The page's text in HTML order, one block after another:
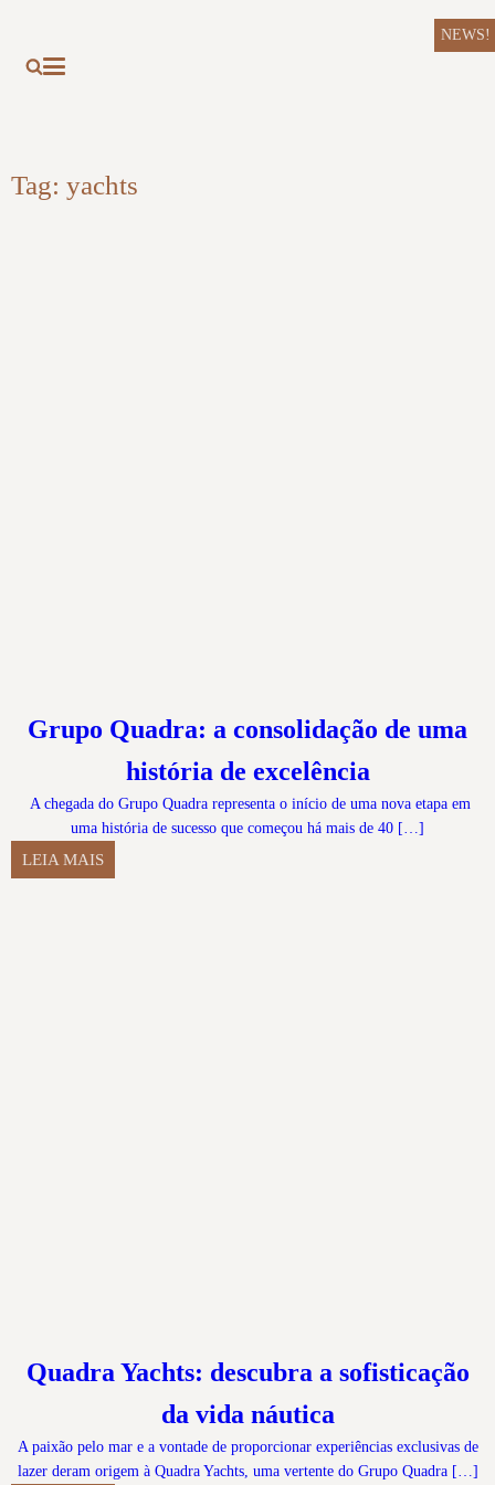
NEWS!
Tag: yachts
Grupo Quadra: a consolidação de uma
história de excelência
A chegada do Grupo Quadra representa o início de uma nova etapa em
uma história de sucesso que começou há mais de 40 […]
LEIA MAIS
Quadra Yachts: descubra a sofisticação
da vida náutica
A paixão pelo mar e a vontade de proporcionar experiências exclusivas de
lazer deram origem à Quadra Yachts, uma vertente do Grupo Quadra […]